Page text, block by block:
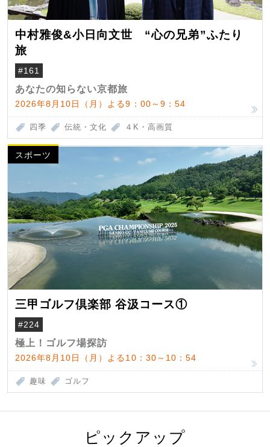
中村雅俊&小日向文世 “心の兄弟”ふたり
旅
#161
あなたの知らない京都旅
2026年8月10日（月）よる9：00～9：54
四季 伝統・文化 ４K・高画質
スポーツ
三甲ゴルフ倶楽部 谷汲コース①
#224
極上！ゴルフ場探訪
2026年8月10日（月）よる10：30～10：54
趣味 ゴルフ
ピックアップ